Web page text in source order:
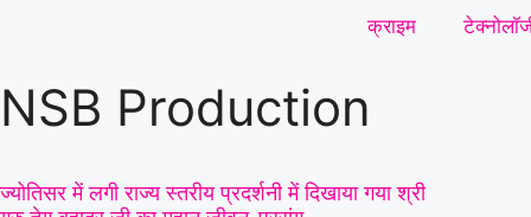
क्राइम
NSB Production
ज्योतिसर में लगी राज्य स्तरीय प्रदर्शनी में दिखाया गया श्री